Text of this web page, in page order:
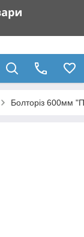
Болторіз 600мм